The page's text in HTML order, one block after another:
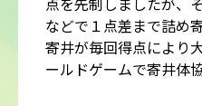
などで１点差まで詰め
寄井が毎回得点により
ールドゲームで寄井体